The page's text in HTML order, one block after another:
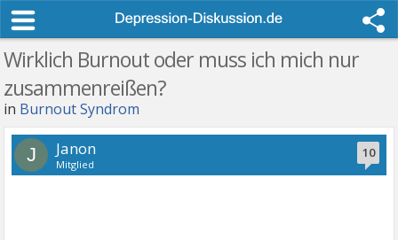
Wirklich Burnout oder muss ich mich nur
zusammenreißen?
in Burnout Syndrom
10
J Janon
Mitglied